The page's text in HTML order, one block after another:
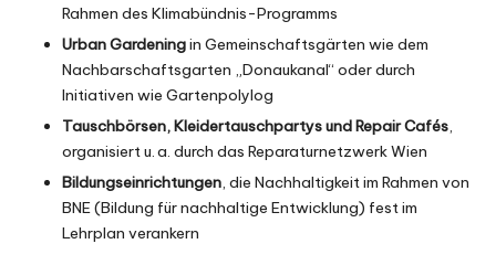
Rahmen des Klimabündnis-Programms
Urban Gardeningin Gemeinschaftsgärten wie dem
Nachbarschaftsgarten „Donaukanal“ oder durch
Initiativen wie Gartenpolylog
Tauschbörsen, Kleidertauschpartys und Repair Cafés,
organisiert u. a. durch das Reparaturnetzwerk Wien
Bildungseinrichtungen, die Nachhaltigkeit im Rahmen von
BNE (Bildung für nachhaltige Entwicklung) fest im
Lehrplan verankern